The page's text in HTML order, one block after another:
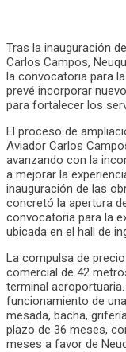
Tras la inauguración
Carlos Campos,
la convocatoria para
prevé incorporar
para fortalecer los
El proceso de
Aviador Carlos
avanzando con la
a mejorar la
inauguración de las
concretó la apertura
convocatoria para la
ubicada en el hall de
La compulsa de
comercial de 42
terminal
funcionamiento de
mesada, bacha,
plazo de 36 meses,
meses a favor de